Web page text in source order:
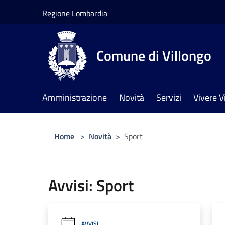
Regione Lombardia
Comune di Villongo
Amministrazione Novità Servizi Vivere
Home > Novità > Sport
Avvisi: Sport